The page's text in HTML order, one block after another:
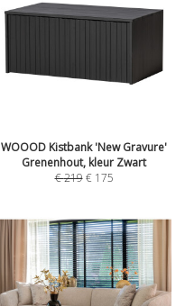
WOOOD Kistbank 'New Gravure'
Grenenhout, kleur Zwart
€219 € 175